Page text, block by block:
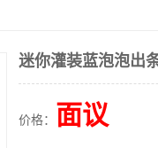
迷你灌装蓝泡泡出
价格： 面议